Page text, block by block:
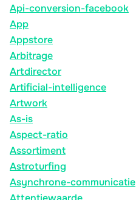
Api-conversion-facebook
App
Appstore
Arbitrage
Artdirector
Artificial-intelligence
Artwork
As-is
Aspect-ratio
Assortiment
Astroturfing
Asynchrone-communicatie